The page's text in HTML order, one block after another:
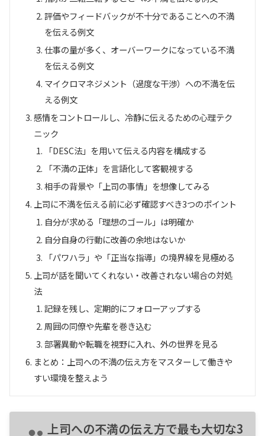
評価やフィードバックが不十分であることへの不満
を伝える例文
仕事の量が多く、オーバーワークになっている不満
を伝える例文
マイクロマネジメント（過度な干渉）への不満を伝
える例文
感情をコントロールし、冷静に伝えるための心理テク
ニック
「DESC法」を用いて伝える内容を構成する
「不満の正体」を言語化して客観視する
相手の背景や「上司の事情」を想像してみる
上司に不満を伝える前に必ず確認すべき3つのポイント
自分が求める「理想のゴール」は明確か
自分自身の行動に改善の余地はないか
「パワハラ」や「正当な指導」の境界線を見極める
上司が話を聞いてくれない・改善されない場合の対処
法
記録を残し、定期的にフォローアップする
周囲の同僚や先輩を巻き込む
部署異動や転職を視野に入れ、外の世界を見る
まとめ：上司への不満の伝え方をマスターして働きや
すい環境を整えよう
上司への不満の伝え方で最も大切な3